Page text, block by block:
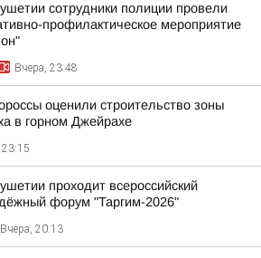
сотрудники полиции провели
профилактическое мероприятие
Вчера, 23:48
оценили строительство зоны
в горном Джейрахе
23:15
проходит всероссийский
форум "Таргим-2026"
Вчера, 20:13